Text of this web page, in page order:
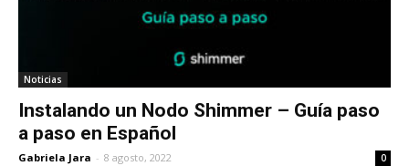
Noticias
Instalando un Nodo Shimmer – Guía paso
a paso en Español
Gabriela Jara - 8 agosto, 2022 0